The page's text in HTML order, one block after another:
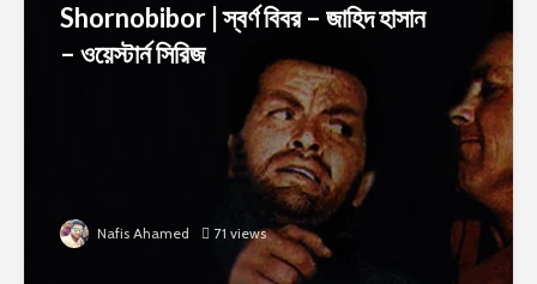
Shornobibor | স্বর্ণ বিবর – জাহিদ হাসান
– ওয়েস্টার্ন সিরিজ
Nafis Ahamed 71 views